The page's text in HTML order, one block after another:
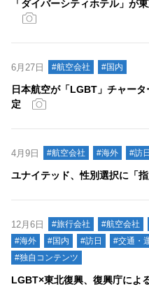
「ダイバーシティホテル」が
6月27日 #航空会社 #国内
日本航空が「LGBT」チャー
定
4月9日 #航空会社 #海外 #訪日
ユナイテッド、性別選択に「
12月6日 #旅行会社 #航空会社
#海外
#国内 #訪日 #交通・
#独自コンテンツ
LGBT×東北復興、復興庁によ